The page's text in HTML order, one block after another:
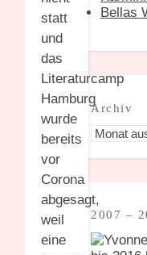
statt
und
das
Literaturcamp
Hamburg
wurde
bereits
vor
Corona
abgesagt,
weil
eine
Bellas
Archiv
Archiv
2007 –